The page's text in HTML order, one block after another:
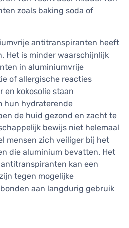
zoals baking soda of
antitranspiranten heeft
Het is minder waarschijnlijk
in aluminiumvrije
of allergische reacties
en kokosolie staan
hun hydraterende
de huid gezond en zacht te
bewijs niet helemaal
mensen zich veiliger bij het
die aluminium bevatten. Het
kan een
tegen mogelijke
aan langdurig gebruik